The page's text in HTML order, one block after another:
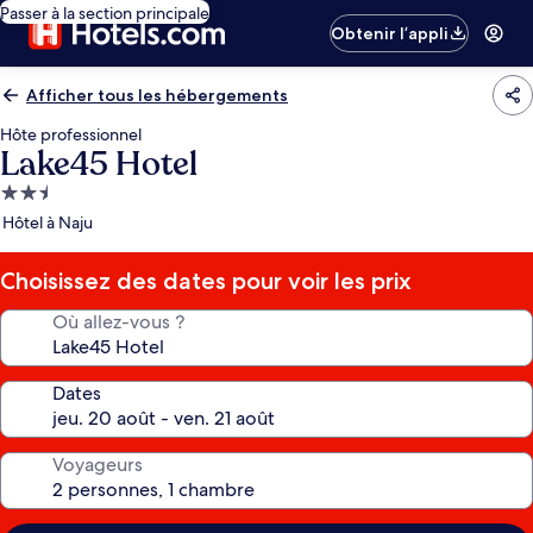
Passer à la section principale
Obtenir l’appli
Afficher tous les hébergements
Hôte professionnel
Lake45 Hotel
Hébergement
2.5 étoiles
Hôtel à Naju
Choisissez des dates pour voir les prix
Où allez-vous ?
Dates
Voyageurs